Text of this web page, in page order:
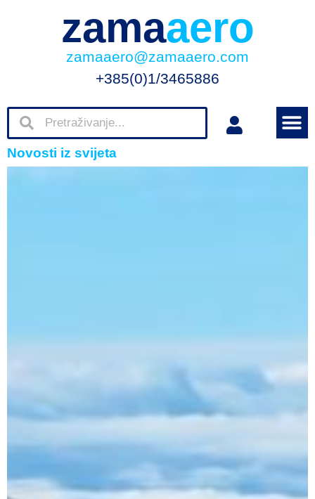
zamaaero
zamaaero@zamaaero.com
+385(0)1/3465886
Novosti iz svijeta